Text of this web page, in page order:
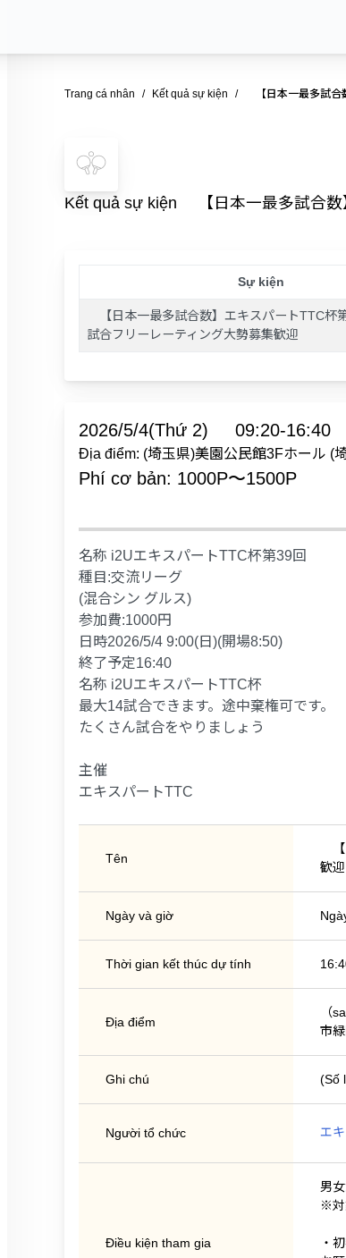
Trang cá nhân Kết quả sự kiện 【日本一最多試合
Kết quả sự kiện 【日本一最多試合数
Sự kiện
【日本一最多試合数】エキスパートTTC杯
試合フリーレーティング大勢募集歓迎
2026/5/4(Thứ 2) 09:20-16:40
Địa điểm: (埼玉県)美園公民館3Fホール (
Phí cơ bản: 1000P〜1500P
名称 i2UエキスパートTTC杯第39回
種目:交流リーグ
(混合シン グルス)
参加費:1000円
日時2026/5/4 9:00(日)(開場8:50)
終了予定16:40
名称 i2UエキスパートTTC杯
最大14試合できます。途中棄権可です。
たくさん試合をやりましょう
主催
エキスパートTTC
Tên
【
歓迎
Ngày và giờ
Thời gian kết thúc dự tính
Địa điểm
（
市
Ghi chú (Số
Người tổ chức エ
Điều kiện tham gia
男
※対
・